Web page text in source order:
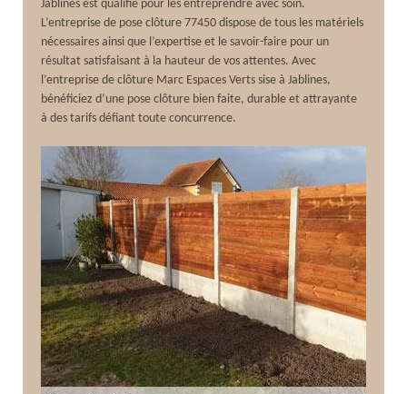
Jablines est qualifié pour les entreprendre avec soin.
L’entreprise de pose clôture 77450 dispose de tous les matériels
nécessaires ainsi que l’expertise et le savoir-faire pour un
résultat satisfaisant à la hauteur de vos attentes. Avec
l’entreprise de clôture Marc Espaces Verts sise à Jablines,
bénéficiez d’une pose clôture bien faite, durable et attrayante
à des tarifs défiant toute concurrence.